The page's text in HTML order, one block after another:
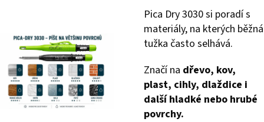
Pica Dry 3030 si poradí s
materiály, na kterých běžná
tužka často selhává.
Značí na dřevo, kov,
plast, cihly, dlaždice i
další hladké nebo hrubé
povrchy.